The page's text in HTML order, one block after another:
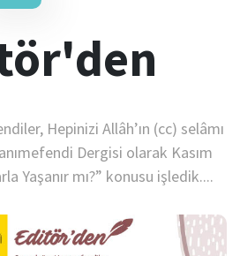
Hepinizi Allâh’ın (cc) selâmı
Dergisi olarak Kasım
Yaşanır mı?” konusu işledik....